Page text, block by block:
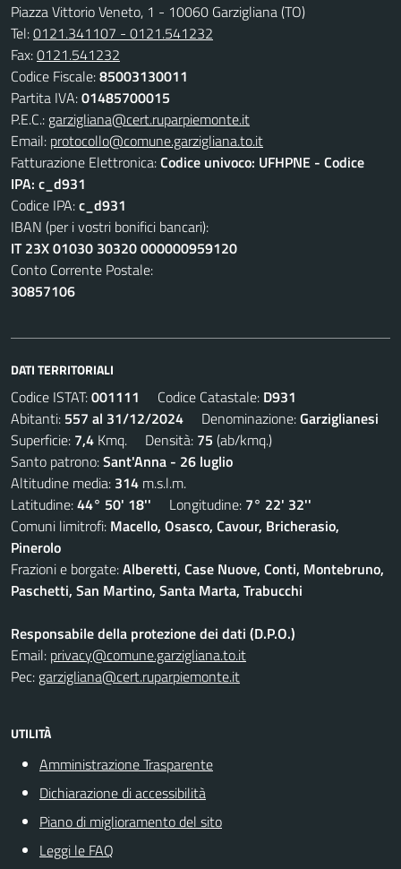
Piazza Vittorio Veneto, 1 - 10060 Garzigliana (TO)
Tel:0121.341107 - 0121.541232
Fax:0121.541232
Codice Fiscale:85003130011
Partita IVA:01485700015
P.E.C.: garzigliana@cert.ruparpiemonte.it
Email: protocollo@comune.garzigliana.to.it
Fatturazione Elettronica:Codice univoco: UFHPNE - Codice
IPA: c_d931
Codice IPA:c_d931
IBAN (per i vostri bonifici bancari):
IT 23X 01030 30320 000000959120
Conto Corrente Postale:
30857106
DATI TERRITORIALI
Codice ISTAT:001111 Codice Catastale: D931
Abitanti: 557 al 31/12/2024 Denominazione:Garziglianesi
Superficie: 7,4 Kmq. Densità: 75 (ab/kmq.)
Santo patrono:Sant'Anna - 26 luglio
Altitudine media: 314 m.s.l.m.
Latitudine:44° 50' 18'' Longitudine: 7° 22' 32''
Comuni limitrofi: Macello, Osasco, Cavour, Bricherasio,
Pinerolo
Frazioni e borgate:Alberetti, Case Nuove, Conti, Montebruno,
Paschetti, San Martino, Santa Marta, Trabucchi
Responsabile della protezione dei dati (D.P.O.)
Email: privacy@comune.garzigliana.to.it
Pec: garzigliana@cert.ruparpiemonte.it
UTILITÀ
Amministrazione Trasparente
Dichiarazione di accessibilità
Piano di miglioramento del sito
Leggi le FAQ